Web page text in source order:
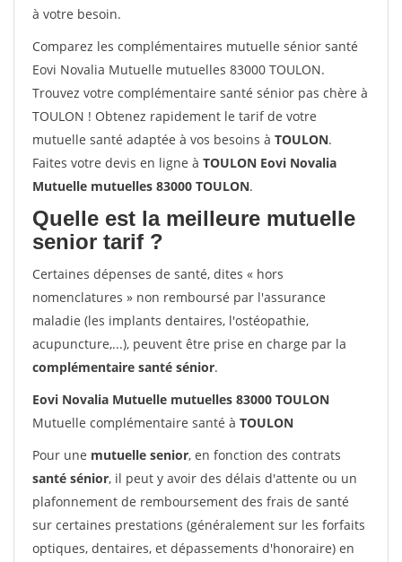
à votre besoin.
Comparez les complémentaires mutuelle sénior santé
Eovi Novalia Mutuelle mutuelles 83000 TOULON.
Trouvez votre complémentaire santé sénior pas chère à
TOULON ! Obtenez rapidement le tarif de votre
mutuelle santé adaptée à vos besoins à TOULON.
Faites votre devis en ligne à TOULON Eovi Novalia
Mutuelle mutuelles 83000 TOULON.
Quelle est la meilleure mutuelle
senior tarif ?
Certaines dépenses de santé, dites « hors
nomenclatures » non remboursé par l'assurance
maladie (les implants dentaires, l'ostéopathie,
acupuncture,...), peuvent être prise en charge par la
complémentaire santé sénior.
Eovi Novalia Mutuelle mutuelles 83000 TOULON
Mutuelle complémentaire santé à TOULON
Pour une mutuelle senior, en fonction des contrats
santé sénior, il peut y avoir des délais d'attente ou un
plafonnement de remboursement des frais de santé
sur certaines prestations (généralement sur les forfaits
optiques, dentaires, et dépassements d'honoraire) en